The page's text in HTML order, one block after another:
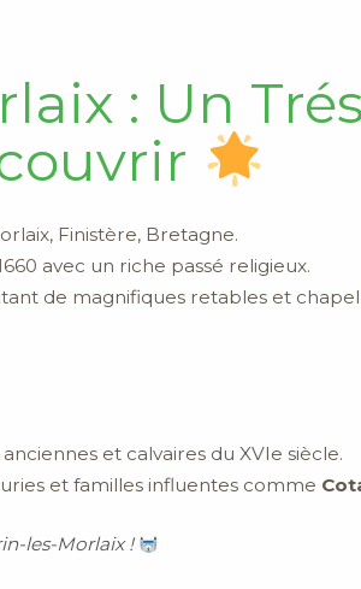
: Un
Finistère, Bretagne.
avec un riche passé religieux.
de magnifiques retables et
et calvaires du XVIe siècle.
et familles influentes comme
les-Morlaix !